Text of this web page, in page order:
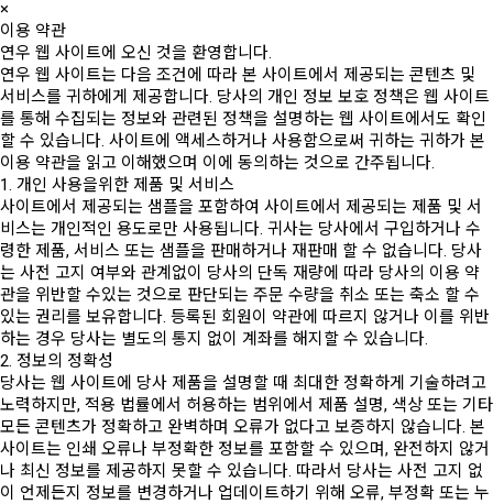
×
이용 약관
연우 웹 사이트에 오신 것을 환영합니다.
연우 웹 사이트는 다음 조건에 따라 본 사이트에서 제공되는 콘텐츠 및
서비스를 귀하에게 제공합니다. 당사의 개인 정보 보호 정책은 웹 사이트
를 통해 수집되는 정보와 관련된 정책을 설명하는 웹 사이트에서도 확인
할 수 있습니다. 사이트에 액세스하거나 사용함으로써 귀하는 귀하가 본
이용 약관을 읽고 이해했으며 이에 동의하는 것으로 간주됩니다.
1. 개인 사용을위한 제품 및 서비스
사이트에서 제공되는 샘플을 포함하여 사이트에서 제공되는 제품 및 서
비스는 개인적인 용도로만 사용됩니다. 귀사는 당사에서 구입하거나 수
령한 제품, 서비스 또는 샘플을 판매하거나 재판매 할 수 없습니다. 당사
는 사전 고지 여부와 관계없이 당사의 단독 재량에 따라 당사의 이용 약
관을 위반할 수있는 것으로 판단되는 주문 수량을 취소 또는 축소 할 수
있는 권리를 보유합니다. 등록된 회원이 약관에 따르지 않거나 이를 위반
하는 경우 당사는 별도의 통지 없이 계좌를 해지할 수 있습니다.
2. 정보의 정확성
당사는 웹 사이트에 당사 제품을 설명할 때 최대한 정확하게 기술하려고
노력하지만, 적용 법률에서 허용하는 범위에서 제품 설명, 색상 또는 기타
모든 콘텐츠가 정확하고 완벽하며 오류가 없다고 보증하지 않습니다. 본
사이트는 인쇄 오류나 부정확한 정보를 포함할 수 있으며, 완전하지 않거
나 최신 정보를 제공하지 못할 수 있습니다. 따라서 당사는 사전 고지 없
이 언제든지 정보를 변경하거나 업데이트하기 위해 오류, 부정확 또는 누